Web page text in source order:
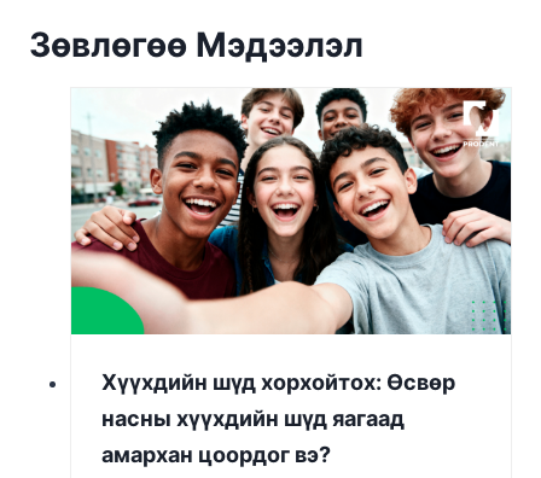
Зөвлөгөө Мэдээлэл
Хүүхдийн шүд хорхойтох: Өсвөр
насны хүүхдийн шүд яагаад
амархан цоордог вэ?